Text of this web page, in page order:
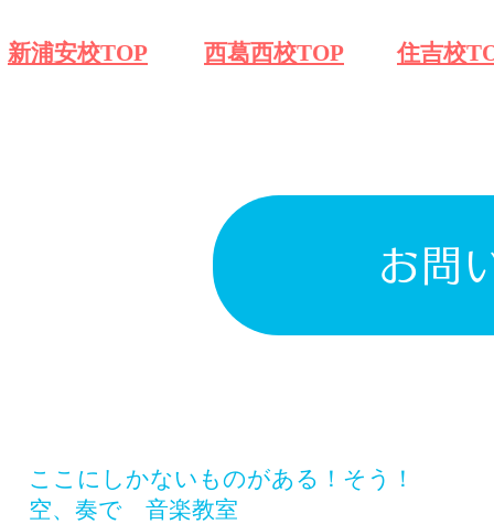
​新浦安校TOP ​西葛西校TOP 住吉校
お問
​ここにしかないものがある！そう！
空、奏で 音楽教室